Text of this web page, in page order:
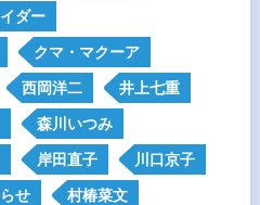
ダー
クマ・マクーア
西岡洋二 井上七重
森川いつみ
岸田直子 川口京子
せ 村椿菜文